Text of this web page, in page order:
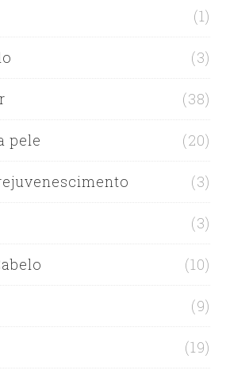
(1)
(3)
(38)
pele (20)
(3)
(3)
(10)
(9)
(19)